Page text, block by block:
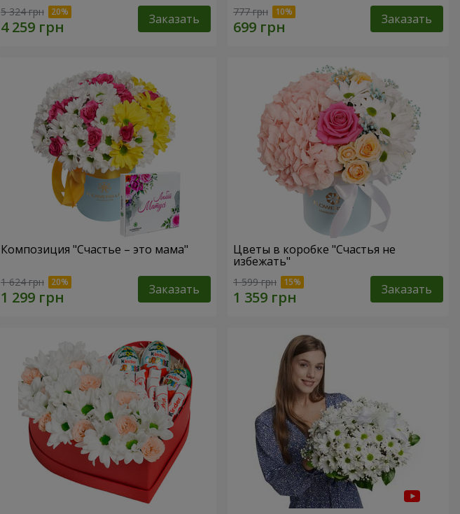
5 324 грн Заказать 777 грн Заказать
Композиция "Счастье – это мама"
1 624 грн Заказать
Цветы в коробке "Счастья не
избежать"
1 599 грн Заказать